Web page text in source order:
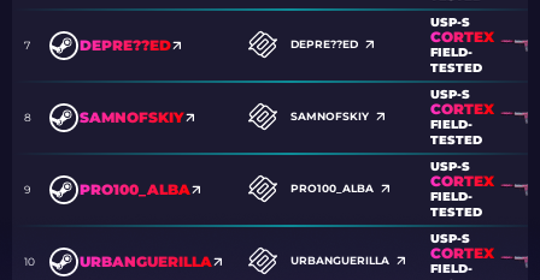
7 DEPRE??ED DEPRE??ED
USP-S
CORTEX
FIELD-
TESTED
8 SAMNOFSKIY SAMNOFSKIY
USP-S
CORTEX
FIELD-
TESTED
9 PRO100_ALBA PRO100_ALBA
USP-S
CORTEX
FIELD-
TESTED
10 URBANGUERILLA URBANGUERILLA
USP-S
CORTEX
FIELD-